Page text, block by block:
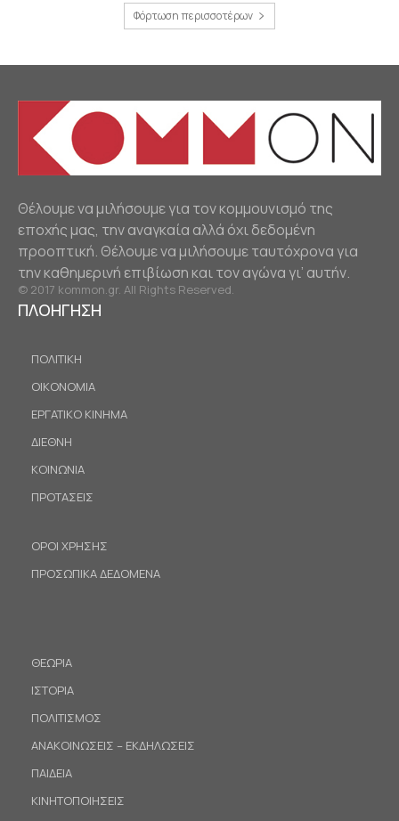
Φόρτωση περισσοτέρων
Θέλουμε να μιλήσουμε για τον κομμουνισμό της
εποχής μας, την αναγκαία αλλά όχι δεδομένη
προοπτική. Θέλουμε να μιλήσουμε ταυτόχρονα για
την καθημερινή επιβίωση και τον αγώνα γι’ αυτήν.
© 2017 kommon.gr. All Rights Reserved.
ΠΛΟΗΓΗΣΗ
ΠΟΛΙΤΙΚΗ
ΟΙΚΟΝΟΜΙΑ
ΕΡΓΑΤΙΚΟ ΚΙΝΗΜΑ
ΔΙΕΘΝΗ
ΚΟΙΝΩΝΙΑ
ΠΡΟΤΑΣΕΙΣ
ΟΡΟΙ ΧΡΗΣΗΣ
ΠΡΟΣΩΠΙΚΑ ΔΕΔΟΜΕΝΑ
ΘΕΩΡΙΑ
ΙΣΤΟΡΙΑ
ΠΟΛΙΤΙΣΜΟΣ
ΑΝΑΚΟΙΝΩΣΕΙΣ – ΕΚΔΗΛΩΣΕΙΣ
ΠΑΙΔΕΙΑ
ΚΙΝΗΤΟΠΟΙΗΣΕΙΣ